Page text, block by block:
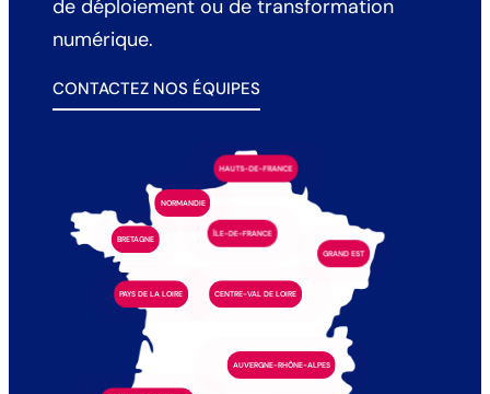
de déploiement ou de transformation
numérique.
CONTACTEZ NOS ÉQUIPES
ÎLE-DE-FRANCE
HAUTS-DE-FRANCE
GRAND EST
NORMANDIE
BRETAGNE
PAYS DE LA LOIRE CENTRE-VAL DE LOIRE
AUVERGNE-RHÔNE-ALPES